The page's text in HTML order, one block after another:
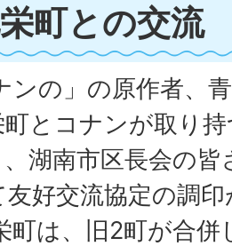
町との交流
ンの」の原作者、
町とコナンが取り
、湖南市区長会の
好交流協定の調
町は、旧2町が合